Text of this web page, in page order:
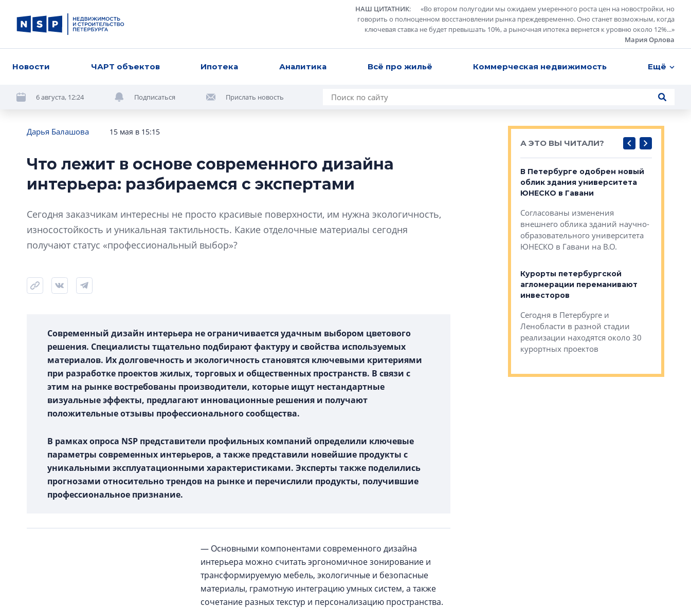
НАШ ЦИТАТНИК: «Во втором полугодии мы ожидаем умеренного роста цен на новостройки, но
говорить о полноценном восстановлении рынка преждевременно. Оно станет возможным, когда
ключевая ставка не будет превышать 10%, а рыночная ипотека вернется к уровню около 12%...»
Мария Орлова
Новости ЧАРТ объектов Ипотека Аналитика Всё про жильё Коммерческая недвижимость Ещё
6 августа, 12:24 Подписаться Прислать новость
Дарья Балашова 15 мая в 15:15
Что лежит в основе современного дизайна
интерьера: разбираемся с экспертами
Сегодня заказчикам интересны не просто красивые поверхности, им нужна экологичность,
износостойкость и уникальная тактильность. Какие отделочные материалы сегодня
получают статус «профессиональный выбор»?
Современный дизайн интерьера не ограничивается удачным выбором цветового
решения. Специалисты тщательно подбирают фактуру и свойства используемых
материалов. Их долговечность и экологичность становятся ключевыми критериями
при разработке проектов жилых, торговых и общественных пространств. В связи с
этим на рынке востребованы производители, которые ищут нестандартные
визуальные эффекты, предлагают инновационные решения и получают
положительные отзывы профессионального сообщества.
В рамках опроса NSP представители профильных компаний определили ключевые
параметры современных интерьеров, а также представили новейшие продукты с
уникальными эксплуатационными характеристиками. Эксперты также поделились
прогнозами относительно трендов на рынке и перечислили продукты, получившие
профессиональное признание.
— Основными компонентами современного дизайна
интерьера можно считать эргономичное зонирование и
трансформируемую мебель, экологичные и безопасные
материалы, грамотную интеграцию умных систем, а также
сочетание разных текстур и персонализацию пространства.
А ЭТО ВЫ ЧИТАЛИ?
Усадьба Торосово — антидот
эпохи фальш-панелей
В Петербурге одобрен новый
облик здания университета
ЮНЕСКО в Гавани
Согласованы изменения
внешнего облика зданий научно-
образовательного университета
ЮНЕСКО в Гавани на В.О.
Курорты петербургской
агломерации переманивают
инвесторов
Сегодня в Петербурге и
Ленобласти в разной стадии
реализации находятся около 30
курортных проектов